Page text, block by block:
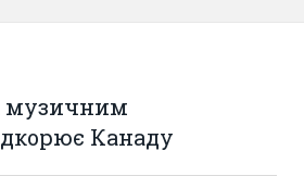
музичним
Канаду